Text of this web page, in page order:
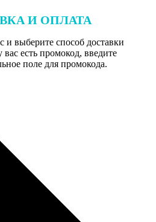
И ОПЛАТА
и выберите способ доставки
вас есть промокод, введите
поле для промокода.